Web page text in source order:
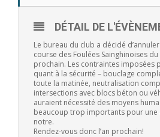
- Vie scolaire
- - Ecole Maternelle Thomas Pesquet
- - Ecole Yann Arthus-Bertrand
- - Ecole Sainte Marie
- - Menus restaurant scolaire
DÉTAIL DE
Le bureau du club a décidé
course des Foulées Sainghinoises
prochain. Les contraintes imposées
quant à la sécurité – bouclage
toute la matinée, neutralisation
intersections avec blocs béton ou
auraient nécessité des moyens
beaucoup trop importants pour une
notre.
Rendez-vous donc l’an prochain!